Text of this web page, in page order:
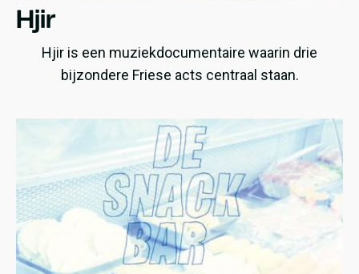
Hjir
Hjir is een muziekdocumentaire waarin drie
bijzondere Friese acts centraal staan.